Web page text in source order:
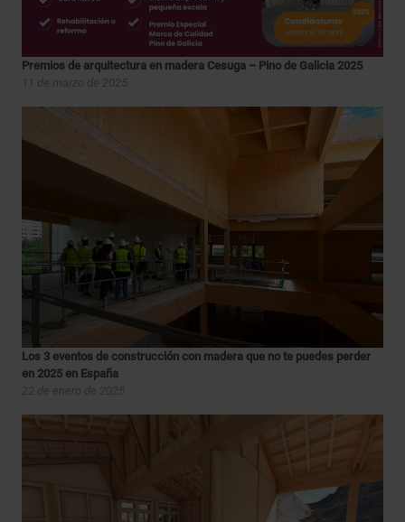
Premios de arquitectura en madera Cesuga – Pino de Galicia 2025
11 de marzo de 2025
Los 3 eventos de construcción con madera que no te puedes perder
en 2025 en España
22 de enero de 2025